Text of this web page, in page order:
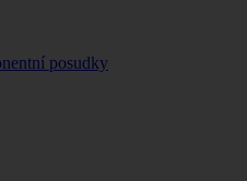
posudky